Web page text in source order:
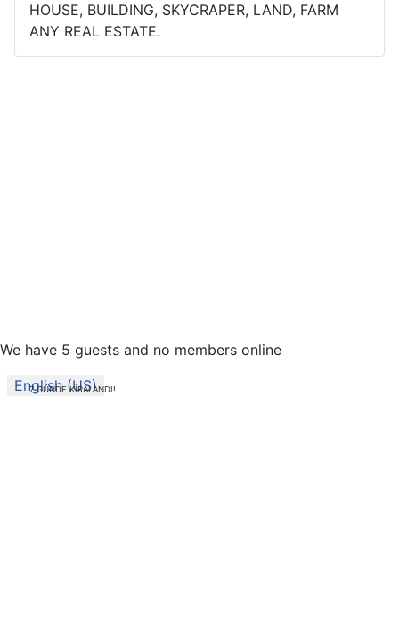
7 GÜNDE KİRALANDI!
HOUSE, BUILDING, SKYCRAPER, LAND, FARM
ANY REAL ESTATE.
We have 5 guests and no members online
Select your language
English (US)